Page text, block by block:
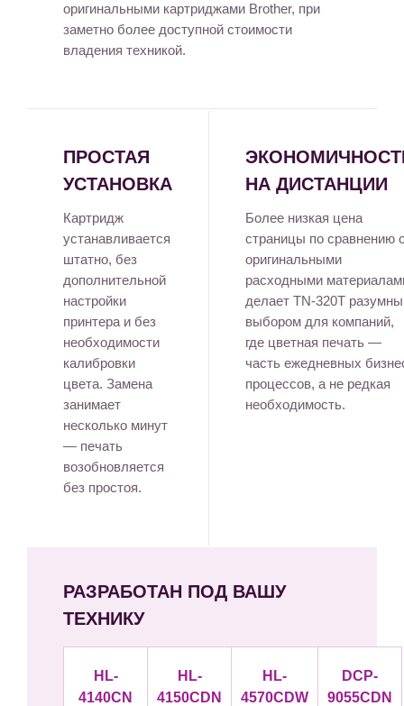
оригинальными картриджами Brother, при
заметно более доступной стоимости
владения техникой.
ПРОСТАЯ
УСТАНОВКА
Картридж
устанавливается
штатно, без
дополнительной
настройки
принтера и без
необходимости
калибровки
цвета. Замена
занимает
несколько минут
— печать
возобновляется
без простоя.
НА ДИСТАНЦИИ
Более низкая цена
страницы по сравнению
оригинальными
расходными
делает TN-320T
выбором для компаний,
где цветная печать —
часть ежедневных
процессов, а не редкая
необходимость.
РАЗРАБОТАН ПОД ВАШУ
ТЕХНИКУ
HL-
4140CN
HL-
4150CDN
HL-
4570CDW
DCP-
9055CDN